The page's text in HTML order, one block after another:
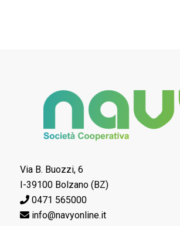
Via B. Buozzi, 6
I-39100 Bolzano (BZ)
0471 565000
info@navyonline.it